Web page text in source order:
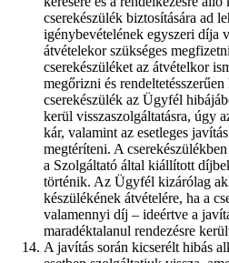
cserekészülék biztosítására ad
igénybevételének egyszeri díja
átvételekor szükséges
cserekészüléket az átvételkor
megőrizni és
cserekészülék az Ügyfél
kerül visszaszolgáltatásra, úgy
kár, valamint az esetleges
megtéríteni. A
a Szolgáltató által kiállított
történik. Az Ügyfél kizárólag
készülékének átvételére, ha a
valamennyi díj – ideértve a
maradéktalanul rendezésre
A javítás során kicserélt hibás